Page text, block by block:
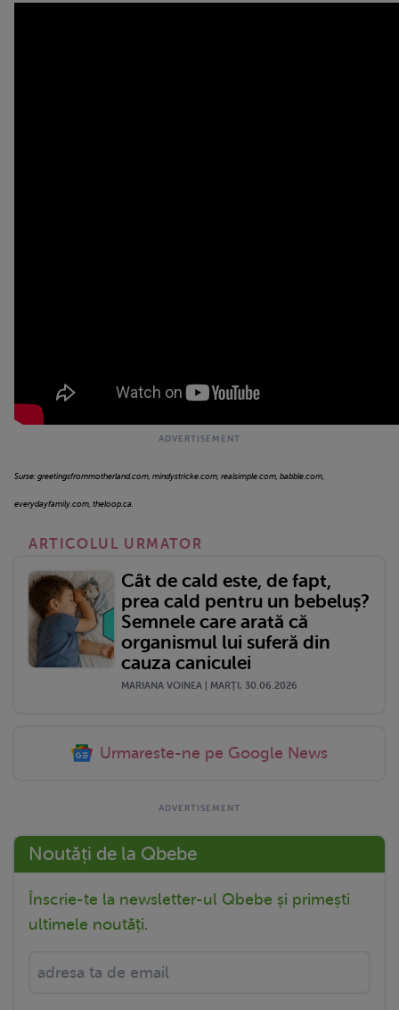
Surse: greetingsfrommotherland.com, mindystricke.com, realsimple.com, babble.com,
everydayfamily.com, theloop.ca.
ARTICOLUL URMATOR
Cât de cald este, de fapt,
prea cald pentru un bebeluș?
Semnele care arată că
organismul lui suferă din
cauza caniculei
MARIANA VOINEA | MARŢI, 30.06.2026
Urmareste-ne pe Google News
Noutăți de la Qbebe
Înscrie-te la newsletter-ul Qbebe și primești
ultimele noutăți.